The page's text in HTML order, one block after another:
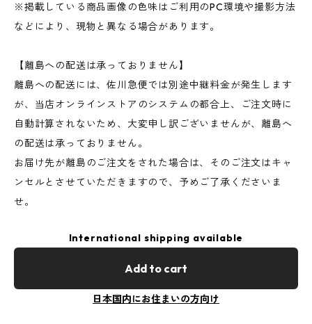
※掲載している商品画像の色味はご利用のPC環境や撮影方法
などにより、現物と異なる場合があります。
【離島への配送は承っておりません】
離島への配送には、佐川急便では別途中継料金が発生します
が、当店オンラインストアのシステムの都合上、ご注文時に
自動計算されないため、大変申し訳ございませんが、離島へ
の配送は承っておりません。
お届け先が離島のご注文をされた場合は、そのご注文はキャ
ンセルとさせていただきますので、予めご了承くださいま
せ。
International shipping available
Add to cart
日本国内にお住まいの方向け